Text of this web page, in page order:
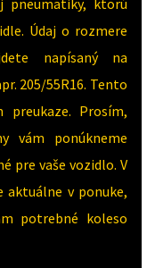
Údaj o rozmere
napísaný na
205/55R16. Tento
Prosím,
vám ponúkneme
pre vaše vozidlo. V
aktuálne v ponuke,
potrebné koleso